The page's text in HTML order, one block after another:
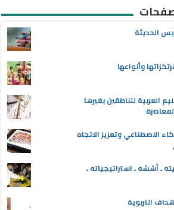
الحديثة
وأنواعها
العربية للناطقين بغيرها
الاصطناعي وتعزيز الاتجاه
ـ أسُسُه ـ استراتيجياته ـ
التربوية